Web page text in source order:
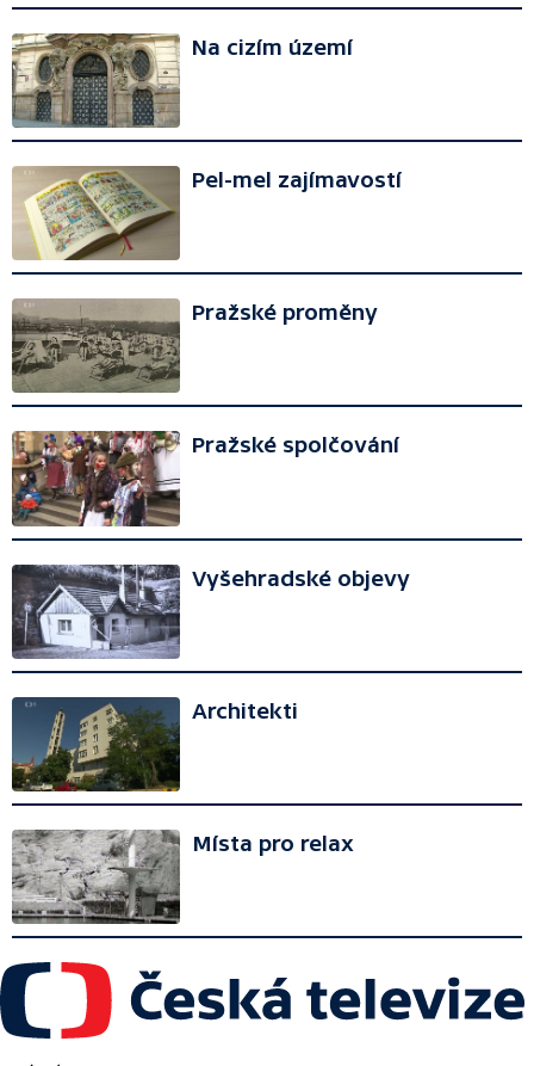
Na cizím území
Pel-mel zajímavostí
Pražské proměny
Pražské spolčování
Vyšehradské objevy
Architekti
Místa pro relax